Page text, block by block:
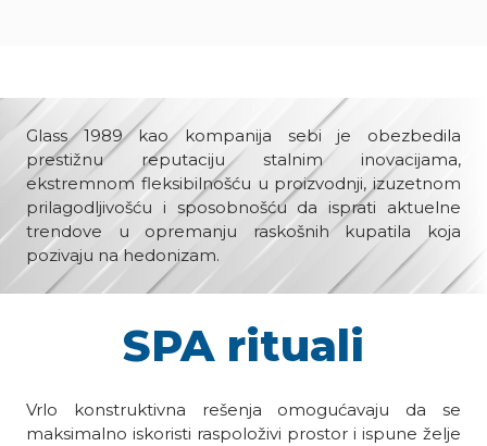
Glass 1989 kao kompanija sebi je obezbedila
prestižnu reputaciju stalnim inovacijama,
ekstremnom fleksibilnošću u proizvodnji, izuzetnom
prilagodljivošću i sposobnošću da isprati aktuelne
trendove u opremanju raskošnih kupatila koja
pozivaju na hedonizam.
SPA rituali
Vrlo konstruktivna rešenja omogućavaju da se
maksimalno iskoristi raspoloživi prostor i ispune želje